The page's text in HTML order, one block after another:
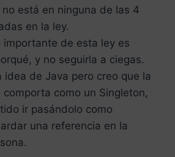
está en ninguna de las 4
en la ley.
importante de esta ley es
y no seguirla a ciegas.
idea de Java pero creo que la
comporta como un Singleton,
ir pasándolo como
una referencia en la